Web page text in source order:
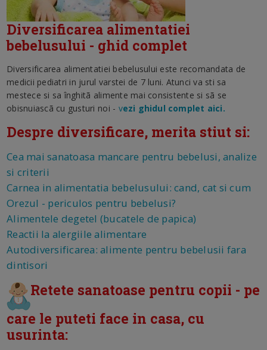
Diversificarea alimentatiei
bebelusului - ghid complet
Diversificarea alimentatiei bebelusului este recomandata de
medicii pediatri in jurul varstei de 7 luni. Atunci va sti sa
mestece si sa înghitã alimente mai consistente si sã se
obisnuiascã cu gusturi noi - vezi ghidul complet aici.
Despre diversificare, merita stiut si:
Cea mai sanatoasa mancare pentru bebelusi, analize
si criterii
Carnea in alimentatia bebelusului: cand, cat si cum
Orezul - periculos pentru bebelusi?
Alimentele degetel (bucatele de papica)
Reactii la alergiile alimentare
Autodiversificarea: alimente pentru bebelusii fara
dintisori
Retete sanatoase pentru copii - pe
care le puteti face in casa, cu
usurinta: